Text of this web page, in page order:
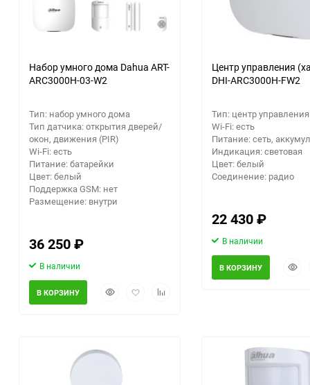
Набор умного дома Dahua ART-
ARC3000H-03-W2
Тип: набор умного дома
Тип датчика: открытия дверей/
окон, движения (PIR)
Wi-Fi: есть
Питание: батарейки
Цвет: белый
Поддержка GSM: нет
Размещение: внутри
36 250₽
В наличии
БыстрыйДобавитьДобавить
В КОРЗИНУ
Центр управления
DHI-ARC3000H-FW2
Тип: центр
Wi-Fi: есть
Питание: сеть,
Индикация: световая
Цвет: белый
Соединение: радио
22 430₽
В наличии
В КОРЗИНУ